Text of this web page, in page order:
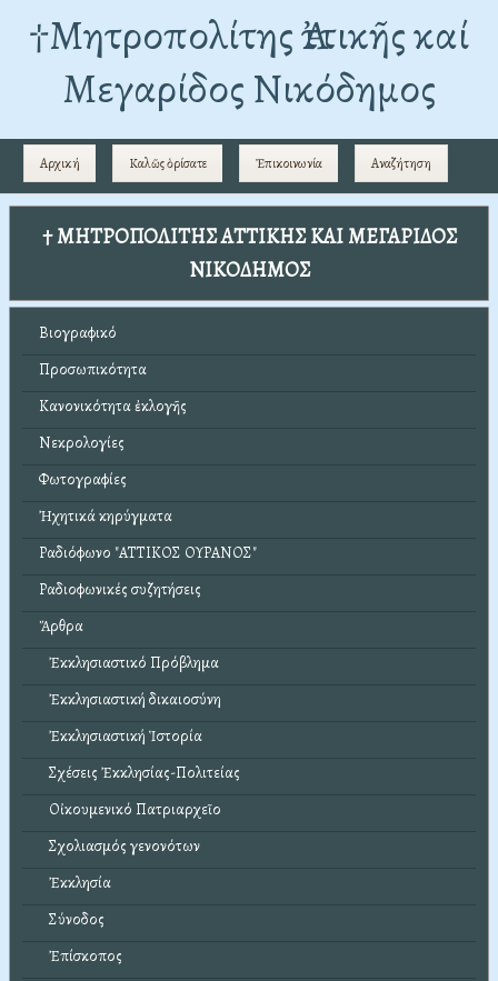
†Mητροπολίτης Ἀττικῆς καί
Μεγαρίδος Νικόδημος
Αρχική Καλῶς ὁρίσατε Ἐπικοινωνία Αναζήτηση
† ΜΗΤΡΟΠΟΛΙΤΗΣ ΑΤΤΙΚΗΣ ΚΑΙ ΜΕΓΑΡΙΔΟΣ
ΝΙΚΟΔΗΜΟΣ
Βιογραφικό
Προσωπικότητα
Κανονικότητα ἐκλογῆς
Νεκρολογίες
Φωτογραφίες
Ἠχητικά κηρύγματα
Ραδιόφωνο "ΑΤΤΙΚΟΣ ΟΥΡΑΝΟΣ"
Ραδιοφωνικές συζητήσεις
Ἄρθρα
Ἐκκλησιαστικό Πρόβλημα
Ἐκκλησιαστική δικαιοσύνη
Ἐκκλησιαστική Ἱστορία
Σχέσεις Ἐκκλησίας-Πολιτείας
Οἰκουμενικό Πατριαρχεῖο
Σχολιασμός γενονότων
Ἐκκλησία
Σύνοδος
Ἐπίσκοπος